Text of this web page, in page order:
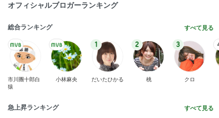
オフィシャルブロガーランキング
総合ランキング すべて見る
市川團十郎白
猿
小林麻央
1
だいたひかる
2
桃
3
クロ
急上昇ランキング すべて見る